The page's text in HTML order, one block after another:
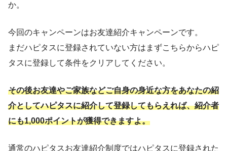
か。
今回のキャンペーンはお友達紹介キャンペーンです。
まだハピタスに登録されていない方はまずこちらからハピ
タスに登録して条件をクリアしてください。
その後お友達やご家族などご自身の身近な方をあなたの紹
介としてハピタスに紹介して登録してもらえれば、紹介者
にも1,000ポイントが獲得できますよ。
通常のハピタスお友達紹介制度ではハピタスに登録された